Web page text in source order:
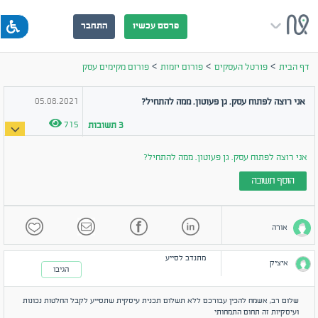
פרסם עכשיו התחבר
דף הבית >פורטל העסקים >פורום יזמות >פורום מקימים עסק
אני רוצה לפתוח עסק. גן פעוטון. ממה להתחיל?
3תשובות
05.08.2021
715
אני רוצה לפתוח עסק. גן פעוטון. ממה להתחיל?
הוסף תשובה
אורה
איציק
מתנדב לסייע
הגיבו
שלום רב, אשמח להכין עבורכם ללא תשלום תכנית עיסקית שתסייע לקבל החלטות נכונות
ועיסקיות זה תחום התמחותי